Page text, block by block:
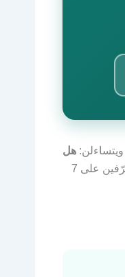
هل
الإجابة العلميّة موجودة، وفي هذا المقال ستتعرّفين على 7